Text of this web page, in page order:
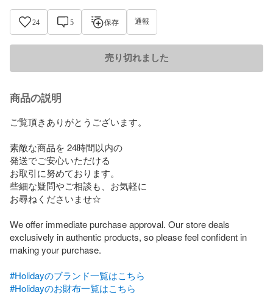
24 5 保存 通報
売り切れました
商品の説明
ご覧頂きありがとうございます。
素敵な商品を 24時間以内の
発送でご安心いただける
お取引に努めております。
些細な疑問やご相談も、お気軽に
お尋ねくださいませ☆
We offer immediate purchase approval. Our store deals
exclusively in authentic products, so please feel confident in
making your purchase.
#Holidayのブランド一覧はこちら
#Holidayのお財布一覧はこちら